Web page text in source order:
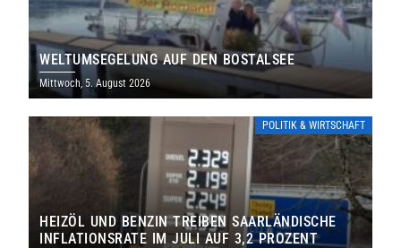
WELTUMSEGELUNG AUF DEN BOSTALSEE
Mittwoch, 5. August 2026
POLITIK & WIRTSCHAFT
HEIZÖL UND BENZIN TREIBEN SAARLÄNDISCHE
INFLATIONSRATE IM JULI AUF 3,2 PROZENT